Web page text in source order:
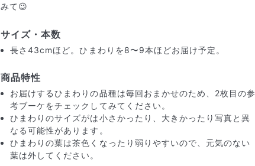
みて😉
サイズ・本数
長さ43cmほど。ひまわりを8〜9本ほどお届け予定。
商品特性
お届けするひまわりの品種は毎回おまかせのため、2枚目の参
考ブーケをチェックしてみてください。
ひまわりのサイズがは小さかったり、大きかったり写真と異
なる可能性があります。
ひまわりの葉は茶色くなったり弱りやすいので、元気のない
葉は外してください。